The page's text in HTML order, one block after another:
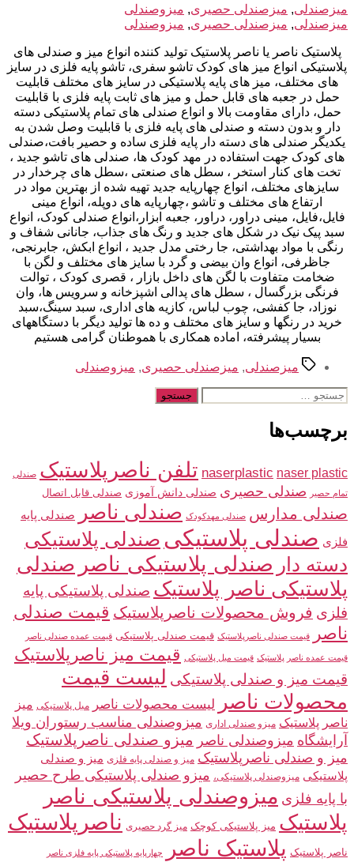
میزصندلی, میزصندلی حصیری, میزوصندلی
میزصندلی, میزصندلی حصیری, میزوصندلی
پلاستیک ناصر یا ناصر پلاستیک تولید کننده انواع میز و صندلی های
پلاستیکی انواع میز های کودک تاشو سفری، تاشو پایه فلزی در سایز
های مختلف، میز های پایه پلاستیکی در سایز های مختلف قابلیت
حمل در جعبه های قابل حمل و میز های ثابت پایه فلزی با قابلیت
حمل، دارای مقاومت بالا و انواع صندلی های تمام پلاستیکی دسته
دار و بدون دسته و صندلی های پایه فلزی با قابلیت وصل شدن به
یکدیگر صندلی های دسته دار پایه فلزی ساده و حصیر بافت،صندلی
های کودک جهت استفاده در مهد کودک ها، صندلی های تاشو جدید ،
تخت های کنار استخر ، سطل های صنعتی ،سطل های چرخدار در
سایزهای مختلف، انواع چهارپایه جدید تهیه شده از بهترین مواد در
ارتفاع های مختلف و تاشو ،چهارپایه های دوپله، انواع مینی
فایل،فایل، مینی دراور، دراور، جعبه ابزار،انواع صندلی کودک، انواع
سبد پیک نیک در شکل های جدید و رنگ های جذاب، جانانی شفاف و
رنگی با مواد بهداشتی، جا رختی مدل جدید ، انواع ابکش، جابرنجی،
جاظرفی، انواع وان بیضی و گرد با سایز های مختلف و لگن با
ضخامت متفاوت با لگن های داخل بازار ، قصری کودک ، توالت
فرنگی بزرگسال ، سطل های پدالی اشپزخانه و سرویس ها، وان
نوزاد، جا کفشی، چوب لباس، کازیه های اداری، سبد سینگ،سبد
خرید در رنگها و سایز های مختلف و ده ها تولید دیگر با دستگاههای
بسیار پیشرفته، اماده همکاری با هموطنان گرامی هستیم
برچسب‌ها
میزصندلی, میزصندلی حصیری, میزوصندلی
جستجوی
برچسب‌ها
naserplastic naser plastic تلفن ناصرپلاستیک صندلی
تمام حصیر
صندلی حصیری صندلی دانش آموزی صندلی قابل اتصال
صندلی مدارس صندلی مهدکودک صندلی ناصر صندلی پایه
فلزی صندلی پلاستیکی صندلی پلاستیکی
دسته دار صندلی پلاستیکی ناصر صندلی
پلاستیکی ناصر پلاستیک صندلی پلاستیکی پایه
فلزی فروش محصولات ناصرپلاستیک قیمت صندلی
ناصر
قیمت صندلی ناصرپلاستیک قیمت صندلی پلاستیکی قیمت عمده صندلی ناصر
قیمت عمده ناصر پلاستیک قیمت مبل پلاستیکی قیمت میز ناصرپلاستیک
قیمت میز و صندلی پلاستیکی لیست قیمت
محصولات ناصر
لیست محصولات ناصر مبل پلاستیکی میز
ناصر پلاستیک میزو صندلی اداری میزوصندلی مناسب رستوران ویلا
آرایشگاه میزوصندلی ناصر میزو صندلی ناصرپلاستیک
میز و صندلی ناصرپلاستیک میز و صندلی پایه فلزی میز و صندلی
پلاستیکی میزوصندلی پلاستیکی، میزو صندلی پلاستیکی طرح حصیر
با پایه فلزی میزوصندلی پلاستیکی ناصر
پلاستیک میز پلاستیکی کوچک میز گرد حصیری ناصرپلاستیک
ناصر پلاستیک پلاستیک ناصر چهارپایه پلاستیکی پایه فلزی ناصر